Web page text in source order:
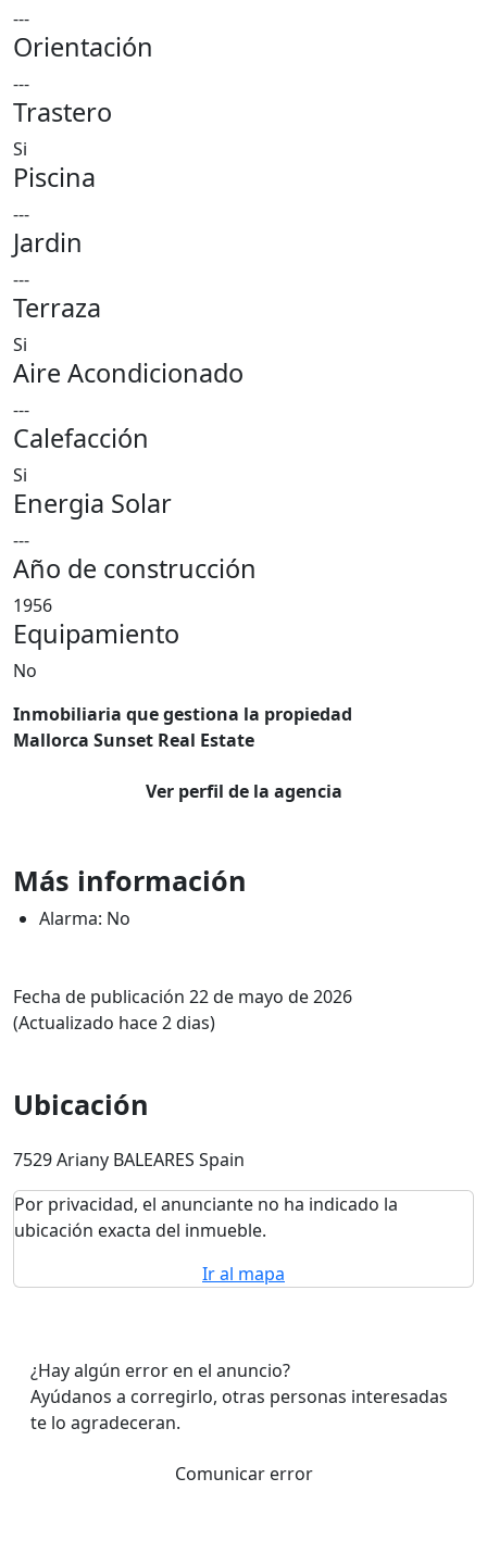
---
Orientación
---
Trastero
Si
Piscina
---
Jardin
---
Terraza
Si
Aire Acondicionado
---
Calefacción
Si
Energia Solar
---
Año de construcción
1956
Equipamiento
No
Inmobiliaria que gestiona la propiedad
Mallorca Sunset Real Estate
Ver perfil de la agencia
Más información
Alarma: No
Fecha de publicación 22 de mayo de 2026
(Actualizado hace 2 dias)
Ubicación
7529 Ariany BALEARES Spain
Por privacidad, el anunciante no ha indicado la
ubicación exacta del inmueble.
Ir al mapa
¿Hay algún error en el anuncio?
Ayúdanos a corregirlo, otras personas interesadas
te lo agradeceran.
Comunicar error